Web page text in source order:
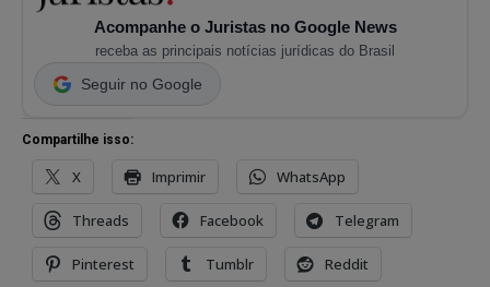
Acompanhe o Juristas no Google News
receba as principais notícias jurídicas do Brasil
Seguir no Google
Compartilhe isso:
X Imprimir WhatsApp
Threads Facebook Telegram
Pinterest Tumblr Reddit